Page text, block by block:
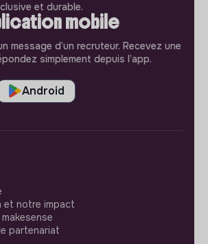
et durable.
mobile
message d’un recruteur. Recevez une
simplement depuis l’app.
Android
et notre impact
partenariat